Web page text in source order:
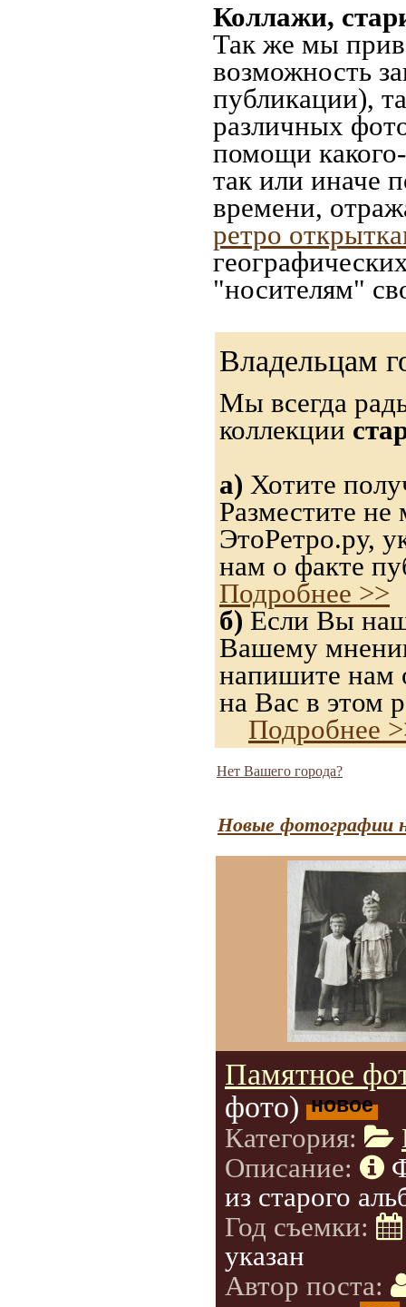
Коллажи,
Так же мы
возможность
публикации),
различных
помощи
так или иначе
времени,
ретро
"носителям"
Владельцам
Мы всегда
коллекции
а) Хотите
Разместите
ЭтоРетро.ру,
нам о факте
Подробнее >>
б) Если Вы
Вашему
напишите нам
на Вас в этом
Подробнее
Нет Вашего города?
Новые фотографии
Памятное
фото) новое
Категория:
Описание:
из старого
Год съемки:
указан
Автор поста: